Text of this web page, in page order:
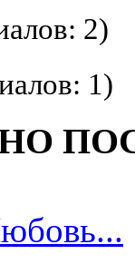
2)
1)